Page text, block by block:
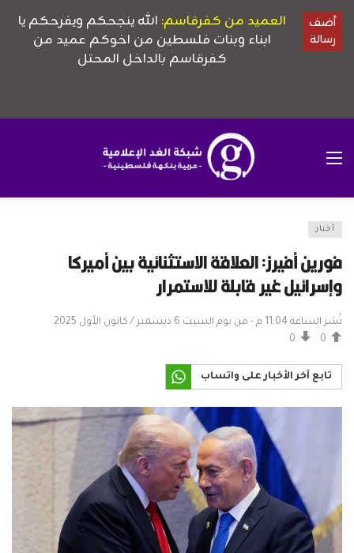
أخبار
فورين أفيرز: العلاقة الاستثنائية بين أميركا
وإسرائيل غير قابلة للاستمرار
نُشر الساعة 11:04 م - من يوم السبت 6 ديسمبر / كانون الأول 2025
0
0
تابع آخر الأخبار على واتساب